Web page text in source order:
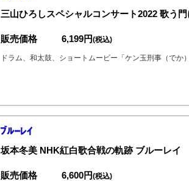
三山ひろしスペシャルコンサート2022 歌う
販売価格 6,199円(税込)
ドラム、和太鼓、ショートムービー「ケン玉刑事（でか
坂本冬美 NHK紅白歌合戦の軌跡 ブルーレイ
販売価格 6,600円(税込)